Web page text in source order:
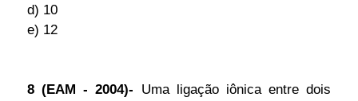
d) 10
e) 12
8 (EAM - 2004)- Uma ligação iônica entre dois